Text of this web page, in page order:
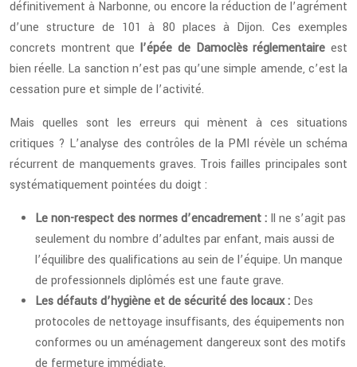
définitivement à Narbonne, ou encore la réduction de l’agrément
d’une structure de 101 à 80 places à Dijon. Ces exemples
concrets montrent quel’épée de Damoclès réglementaire est
bien réelle. La sanction n’est pas qu’une simple amende, c’est la
cessation pure et simple de l’activité.
Mais quelles sont les erreurs qui mènent à ces situations
critiques ? L’analyse des contrôles de la PMI révèle un schéma
récurrent de manquements graves. Trois failles principales sont
systématiquement pointées du doigt :
Le non-respect des normes d’encadrement : Il ne s’agit pas
seulement du nombre d’adultes par enfant, mais aussi de
l’équilibre des qualifications au sein de l’équipe. Un manque
de professionnels diplômés est une faute grave.
Les défauts d’hygiène et de sécurité des locaux : Des
protocoles de nettoyage insuffisants, des équipements non
conformes ou un aménagement dangereux sont des motifs
de fermeture immédiate.